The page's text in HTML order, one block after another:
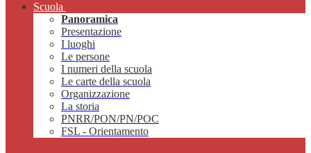
Scuola
Panoramica
Presentazione
I luoghi
Le persone
I numeri della scuola
Le carte della scuola
Organizzazione
La storia
PNRR/PON/PN/POC
FSL - Orientamento